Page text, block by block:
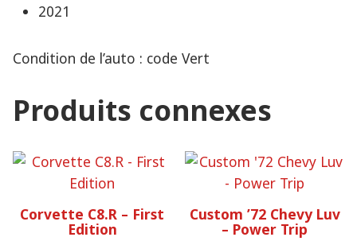
2021
Condition de l’auto : code Vert
Produits connexes
Corvette C8.R – First
Edition
Custom ’72 Chevy Luv
– Power Trip